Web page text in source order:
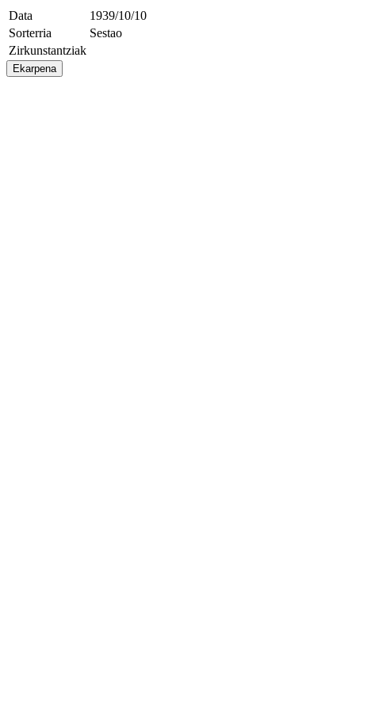
Data
1939/10/10
Sorterria
Sestao
Zirkunstantziak